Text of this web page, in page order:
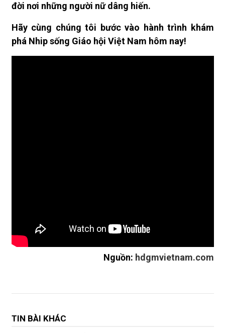
đời nơi những người nữ dâng hiến.
Hãy cùng chúng tôi bước vào hành trình khám
phá Nhip sống Giáo hội Việt Nam hôm nay!
Nguồn: hdgmvietnam.com
TIN BÀI KHÁC